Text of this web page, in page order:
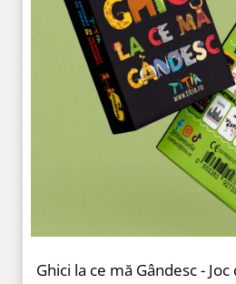
Ghici la ce mă Gândesc -